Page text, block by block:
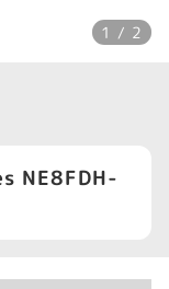
1 / 2
NE8FDH-